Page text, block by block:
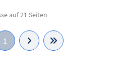
auf 21 Seiten
1